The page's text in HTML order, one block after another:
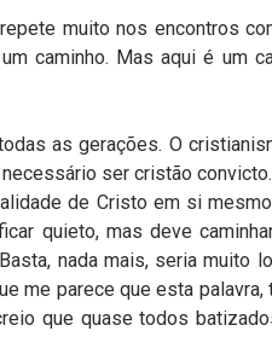
muito nos encontros
caminho. Mas aqui é um
as gerações. O
ser cristão
de Cristo em si
quieto, mas deve
nada mais, seria muito
me parece que esta
que quase todos